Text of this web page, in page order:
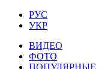
РУС
УКР
ВИДЕО
ФОТО
ПОПУЛЯРНЫЕ